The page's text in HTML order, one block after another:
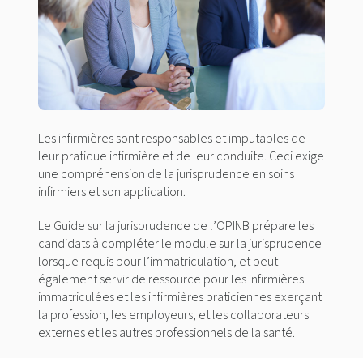
Les infirmières sont responsables et imputables de
leur pratique infirmière et de leur conduite. Ceci exige
une compréhension de la jurisprudence en soins
infirmiers et son application.
Le Guide sur la jurisprudence de l’OPINB prépare les
candidats à compléter le module sur la jurisprudence
lorsque requis pour l’immatriculation, et peut
également servir de ressource pour les infirmières
immatriculées et les infirmières praticiennes exerçant
la profession, les employeurs, et les collaborateurs
externes et les autres professionnels de la santé.